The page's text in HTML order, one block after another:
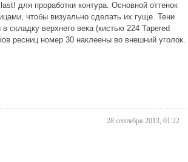
для проработки контура. Основной оттенок
чтобы визуально сделать их гуще. Тени
складку верхнего века (кистью 224 Tapered
ресниц номер 30 наклеены во внешний уголок.
28 сентября 2013, 01:22